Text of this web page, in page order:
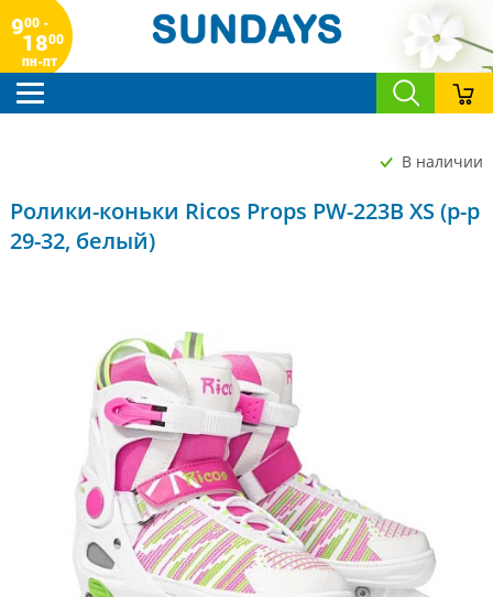
900 -
1800
пн-пт
В наличии
Ролики-коньки Ricos Props PW-223B XS (р-р
29-32, белый)